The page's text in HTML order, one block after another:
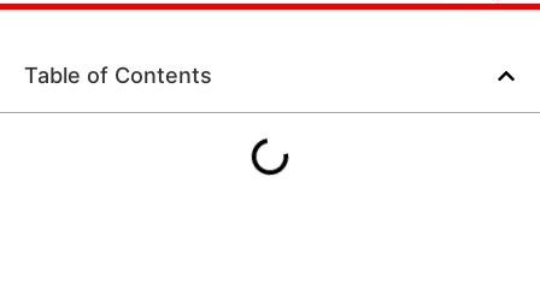
Table of Contents